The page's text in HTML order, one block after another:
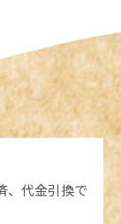
、代金引換で